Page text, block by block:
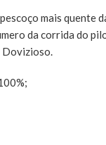
mais quente
da corrida do
Dovizioso.